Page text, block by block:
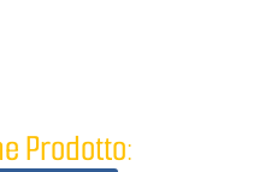
Prodotto: